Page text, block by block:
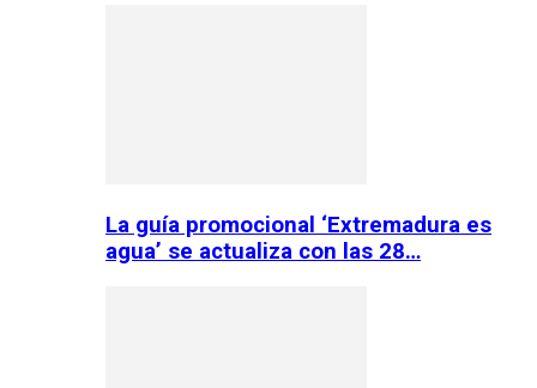
La guía promocional ‘Extremadura es
agua’ se actualiza con las 28…